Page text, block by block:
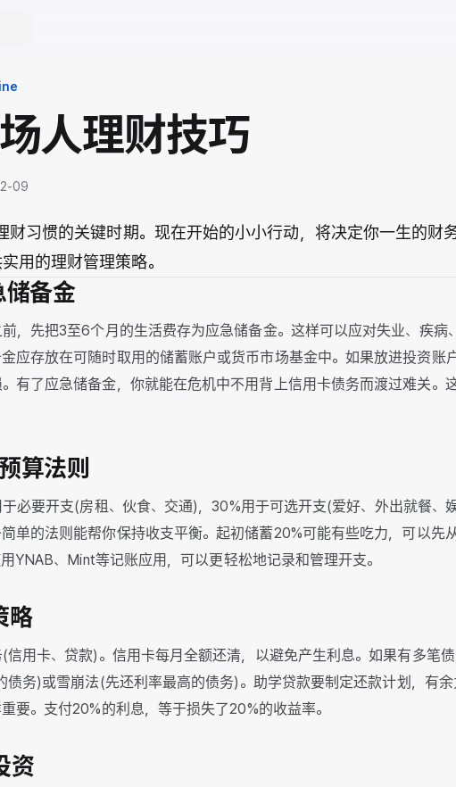
人理财技巧
09
财习惯的关键时期。现在开始的小小行动，将决定你一生的财
用的理财管理策略。
储备金
，先把3至6个月的生活费存为应急储备金。这样可以应对失业、疾病
应存放在可随时取用的储蓄账户或货币市场基金中。如果放进投资账
有了应急储备金，你就能在危机中不用背上信用卡债务而渡过难关。
算法则
必要开支(房租、伙食、交通)，30%用于可选开支(爱好、外出就餐、
单的法则能帮你保持收支平衡。起初储蓄20%可能有些吃力，可以先
YNAB、Mint等记账应用，可以更轻松地记录和管理开支。
略
信用卡、贷款)。信用卡每月全额还清，以避免产生利息。如果有多笔
债务)或雪崩法(先还利率最高的债务)。助学贷款要制定还款计划，有
要。支付20%的利息，等于损失了20%的收益率。
资